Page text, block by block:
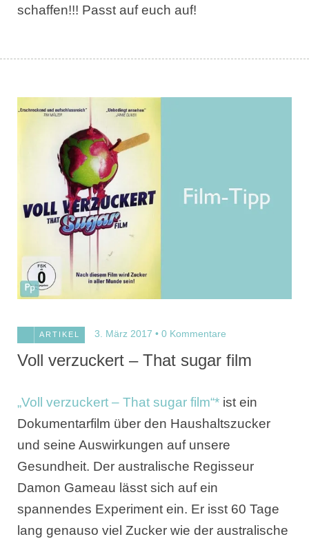
schaffen!!! Passt auf euch auf!
ARTIKEL 3. März 2017 0 Kommentare
Voll verzuckert – That sugar film
„Voll verzuckert – That sugar film“* ist ein
Dokumentarfilm über den Haushaltszucker
und seine Auswirkungen auf unsere
Gesundheit. Der australische Regisseur
Damon Gameau lässt sich auf ein
spannendes Experiment ein. Er isst 60 Tage
lang genauso viel Zucker wie der australische